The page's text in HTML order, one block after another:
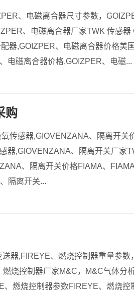
、电磁离合器尺寸参数，
、电磁离合器厂家TWK 传感
器,GOIZPER、电磁离合器价格美
电磁离合器价格,GOIZPER、电磁...
购
传感器,GIOVENZANA、隔离开关
器,GIOVENZANA、隔离开关厂家
、隔离开关价格FIAMA、
隔离开关...
器,FIREYE、燃烧控制器重量参
烧控制器厂家M&C，M&C气体分
燃烧控制器参数FIREYE、燃烧